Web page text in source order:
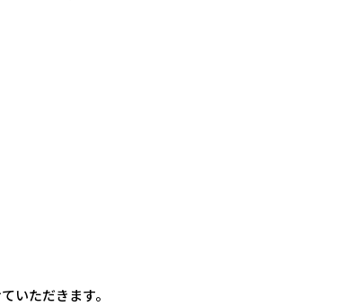
いただきます。